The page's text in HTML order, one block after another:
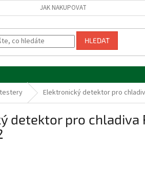
JAK NAKUPOVAT
HLEDAT
Elektronický detektor pro
detektor pro chladiva